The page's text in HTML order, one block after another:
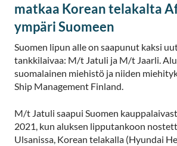
matkaa Korean telakalta
ympäri Suomeen
Suomen lipun alle on saapunut kaksi
tankkilaivaa: M/t Jatuli ja M/t Jaarli.
suomalainen miehistö ja niiden
Ship Management Finland.
M/t Jatuli saapui Suomen
2021, kun aluksen lipputankoon
Ulsanissa, Korean telakalla (Hyundai